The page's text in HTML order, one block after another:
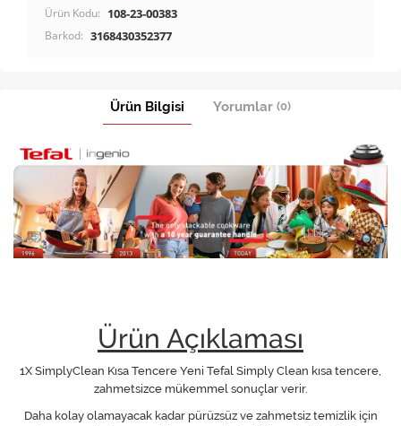
Ürün Kodu: 108-23-00383
Barkod: 3168430352377
Ürün Bilgisi Yorumlar (0)
Ürün Açıklaması
1X SimplyClean Kısa Tencere Yeni Tefal Simply Clean kısa tencere,
zahmetsizce mükemmel sonuçlar verir.
Daha kolay olamayacak kadar pürüzsüz ve zahmetsiz temizlik için